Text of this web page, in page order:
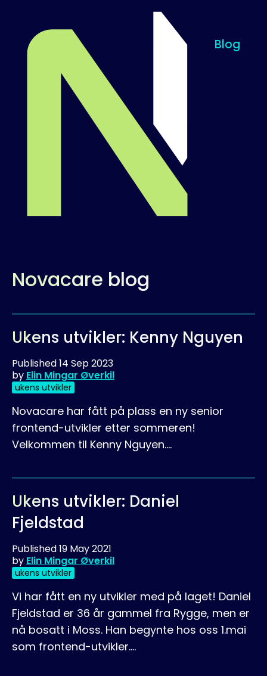
Blog
Novacare blog
Ukens utvikler: Kenny Nguyen
Published14 Sep 2023
by Elin Mingar Øverkil
ukens utvikler
Novacare har fått på plass en ny senior
frontend-utvikler etter sommeren!
Velkommen til Kenny Nguyen.…
Ukens utvikler: Daniel
Fjeldstad
Published19 May 2021
by Elin Mingar Øverkil
ukens utvikler
Vi har fått en ny utvikler med på laget! Daniel
Fjeldstad er 36 år gammel fra Rygge, men er
nå bosatt i Moss. Han begynte hos oss 1.mai
som frontend-utvikler.…